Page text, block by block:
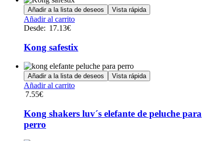
Añadir a la lista de deseos Vista rápida
Añadir al carrito
Desde: 17.13€
Kong safestix
Añadir a la lista de deseos Vista rápida
Añadir al carrito
7.55€
Kong shakers luv´s elefante de peluche para
perro